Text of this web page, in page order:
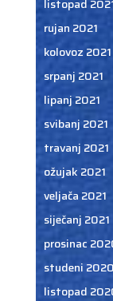
listopad
rujan 2021
kolovoz 2021
srpanj 2021
lipanj 2021
svibanj 2021
travanj 2021
ožujak 2021
veljača 2021
siječanj 2021
prosinac
studeni 2020
listopad